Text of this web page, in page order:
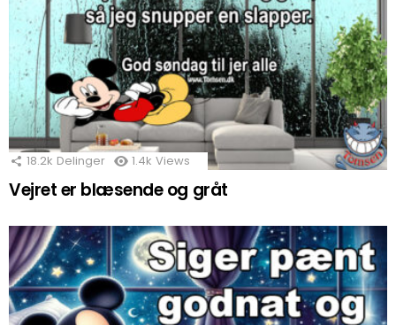
18.2k Delinger 1.4k Views
Vejret er blæsende og gråt